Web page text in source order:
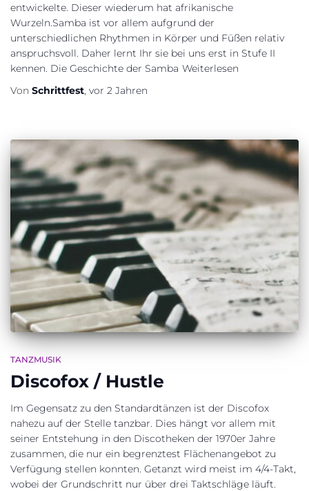
entwickelte. Dieser wiederum hat afrikanische
Wurzeln.Samba ist vor allem aufgrund der
unterschiedlichen Rhythmen in Körper und Füßen relativ
anspruchsvoll. Daher lernt Ihr sie bei uns erst in Stufe II
kennen. Die Geschichte der Samba Weiterlesen
Von Schrittfest, vor 2 Jahren
TANZMUSIK
Discofox / Hustle
Im Gegensatz zu den Standardtänzen ist der Discofox
nahezu auf der Stelle tanzbar. Dies hängt vor allem mit
seiner Entstehung in den Discotheken der 1970er Jahre
zusammen, die nur ein begrenztest Flächenangebot zu
Verfügung stellen konnten. Getanzt wird meist im 4/4-Takt,
wobei der Grundschritt nur über drei Taktschläge läuft.